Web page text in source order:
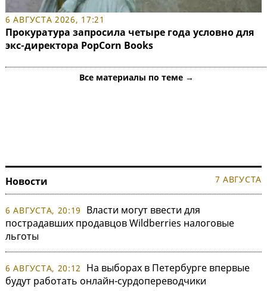
6 АВГУСТА 2026, 17:21
Прокуратура запросила четыре года условно для
экс-директора PopCorn Books
Все материалы по теме →
Новости 7 АВГУСТА
6 АВГУСТА, 20:19
Власти могут ввести для
пострадавших продавцов Wildberries налоговые
льготы
6 АВГУСТА, 20:12
На выборах в Петербурге впервые
будут работать онлайн-сурдопереводчики